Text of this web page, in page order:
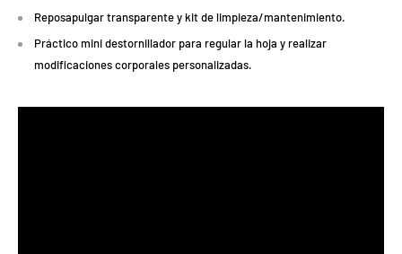
Reposapulgar transparente y kit de limpieza/mantenimiento.
Práctico mini destornillador para regular la hoja y realizar
modificaciones corporales personalizadas.